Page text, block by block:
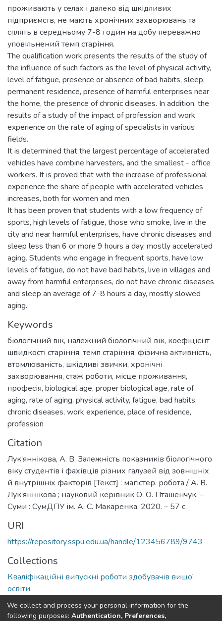
проживають у селах і далеко від шкідливих
підприємств, не мають хронічних захворювань та
сплять в середньому 7-8 годин на добу переважно
уповільнений темп старіння.
The qualification work presents the results of the study of
the influence of such factors as the level of physical activity,
level of fatigue, presence or absence of bad habits, sleep,
permanent residence, presence of harmful enterprises near
the home, the presence of chronic diseases. In addition, the
results of a study of the impact of profession and work
experience on the rate of aging of specialists in various
fields.
It is determined that the largest percentage of accelerated
vehicles have combine harvesters, and the smallest - office
workers. It is proved that with the increase of professional
experience the share of people with accelerated vehicles
increases, both for women and men.
It has been proven that students with a low frequency of
sports, high levels of fatigue, those who smoke, live in the
city and near harmful enterprises, have chronic diseases and
sleep less than 6 or more 9 hours a day, mostly accelerated
aging. Students who engage in frequent sports, have low
levels of fatigue, do not have bad habits, live in villages and
away from harmful enterprises, do not have chronic diseases
and sleep an average of 7-8 hours a day, mostly slowed
aging.
Keywords
біологічний вік, належний біологічний вік, коефіцієнт
швидкості старіння, темп старіння, фізична активність,
втомлюваність, шкідливі звички, хронічні
захворювання, стаж роботи, місце проживання,
професія, biological age, proper biological age, rate of
aging, rate of aging, physical activity, fatigue, bad habits,
chronic diseases, work experience, place of residence,
profession
Citation
Лук’яннікова, А. В. Залежність показників біологічного
віку студентів і фахівців різних галузей від зовнішніх
й внутрішніх факторів [Текст] : магістер. робота / А. В.
Лук’яннікова ; науковий керівник О. О. Пташенчук. –
Суми : СумДПУ ім. А. С. Макаренка, 2020. – 57 с.
URI
https://repository.sspu.edu.ua/handle/123456789/9743
Collections
Кваліфікаційні випускні роботи здобувачів вищої
освіти
Full item page Google Scholar
We collect and process your personal information for the
following purposes: Authentication, Preferences,